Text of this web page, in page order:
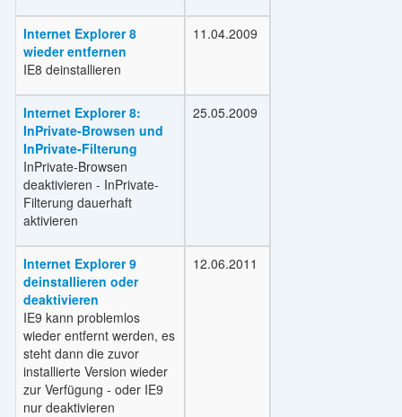
Internet Explorer 8
wieder entfernen
IE8 deinstallieren
11.04.2009
Internet Explorer 8:
InPrivate-Browsen und
InPrivate-Filterung
InPrivate-Browsen
deaktivieren - InPrivate-
Filterung dauerhaft
aktivieren
25.05.2009
Internet Explorer 9
deinstallieren oder
deaktivieren
IE9 kann problemlos
wieder entfernt werden, es
steht dann die zuvor
installierte Version wieder
zur Verfügung - oder IE9
nur deaktivieren
12.06.2011